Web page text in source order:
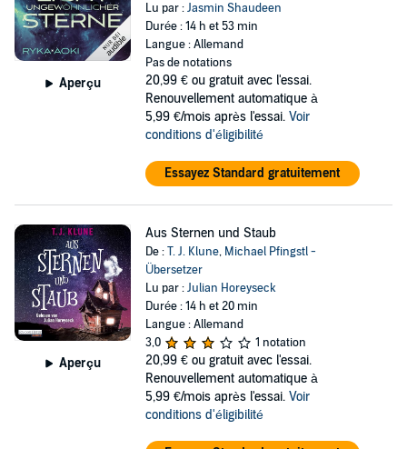
Aperçu
Lu par :Jasmin Shaudeen
Durée : 14 h et 53 min
Langue : Allemand
Pas de notations
20,99 € ou gratuit avec l'essai.
Renouvellement automatique à
5,99 €/mois après l'essai. Voir
conditions d'éligibilité
Essayez Standard gratuitement
Aperçu
Aus Sternen und Staub
De :T. J. Klune, Michael Pfingstl -
Übersetzer
Lu par :Julian Horeyseck
Durée : 14 h et 20 min
Langue : Allemand
3,0
1 notation
20,99 € ou gratuit avec l'essai.
Renouvellement automatique à
5,99 €/mois après l'essai. Voir
conditions d'éligibilité